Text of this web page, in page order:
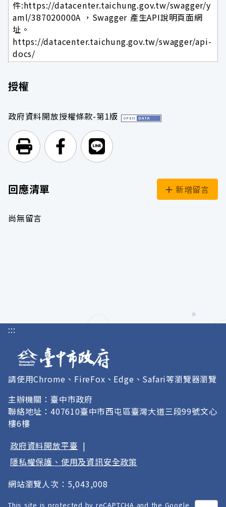
件:https://datacenter.taichung.gov.tw/swagger/y
aml/387020000A ，Swagger 產生API說明頁面網
址。
https://datacenter.taichung.gov.tw/swagger/api-
docs/
授權
政府資料開放授權條款-第1版
列印頁面前往Facebook
前往Line
回應清單 新增留言
尚無留言
:::
請使用Chrome、FireFox、Edge、Safari等瀏覽器瀏覽
主辦機關：臺中市政府
聯絡地址：407610臺中市西屯區臺灣大道三段99號文心
樓6樓
政府資料開放平臺 |
隱私權保護、使用及資訊安全政策
網站瀏覽人次：5,043,008
This site is protected by reCAPTCHA and the Google